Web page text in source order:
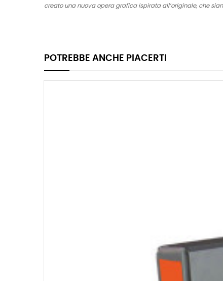
creato una nuova opera grafica ispirata all’originale, che
POTREBBE ANCHE PIACERTI